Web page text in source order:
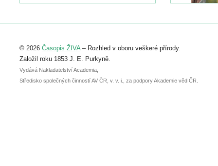
Registrovat se můžete do 6. září.
abstraktu přihlášené přednášky nebo
posteru je už 30. června.
© 2026 Časopis ŽIVA– Rozhled v oboru veškeré přírody.
Založil roku 1853 J. E. Purkyně.
Vydává Nakladatelství Academia,
Středisko společných činností AV ČR, v. v. i., za podpory Akademie věd ČR.